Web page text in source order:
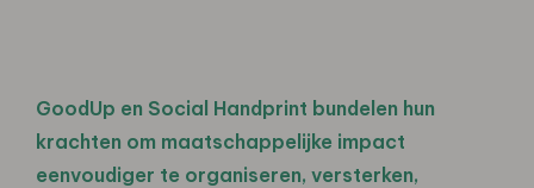
GoodUp en Social Handprint bundelen hun
krachten om maatschappelijke impact
eenvoudiger te organiseren, versterken,